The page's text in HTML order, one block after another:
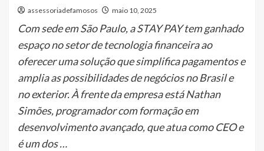
assessoriadefamosos maio 10, 2025
Com sede em São Paulo, a STAY PAY tem ganhado
espaço no setor de tecnologia financeira ao
oferecer uma solução que simplifica pagamentos e
amplia as possibilidades de negócios no Brasil e
no exterior. À frente da empresa está Nathan
Simões, programador com formação em
desenvolvimento avançado, que atua como CEO e
é um dos …